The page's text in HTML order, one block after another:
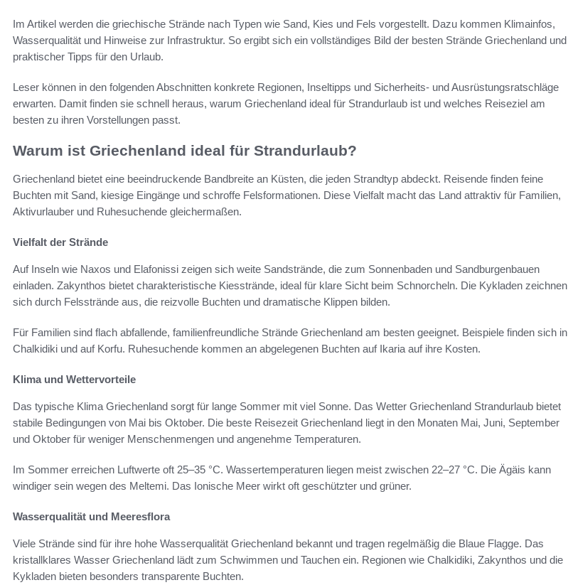
Im Artikel werden die griechische Strände nach Typen wie Sand, Kies und Fels vorgestellt. Dazu kommen Klimainfos,
Wasserqualität und Hinweise zur Infrastruktur. So ergibt sich ein vollständiges Bild der besten Strände Griechenland und
praktischer Tipps für den Urlaub.
Leser können in den folgenden Abschnitten konkrete Regionen, Inseltipps und Sicherheits- und Ausrüstungsratschläge
erwarten. Damit finden sie schnell heraus, warum Griechenland ideal für Strandurlaub ist und welches Reiseziel am
besten zu ihren Vorstellungen passt.
Warum ist Griechenland ideal für Strandurlaub?
Griechenland bietet eine beeindruckende Bandbreite an Küsten, die jeden Strandtyp abdeckt. Reisende finden feine
Buchten mit Sand, kiesige Eingänge und schroffe Felsformationen. Diese Vielfalt macht das Land attraktiv für Familien,
Aktivurlauber und Ruhesuchende gleichermaßen.
Vielfalt der Strände
Auf Inseln wie Naxos und Elafonissi zeigen sich weite Sandstrände, die zum Sonnenbaden und Sandburgenbauen
einladen. Zakynthos bietet charakteristische Kiesstrände, ideal für klare Sicht beim Schnorcheln. Die Kykladen zeichnen
sich durch Felsstrände aus, die reizvolle Buchten und dramatische Klippen bilden.
Für Familien sind flach abfallende, familienfreundliche Strände Griechenland am besten geeignet. Beispiele finden sich in
Chalkidiki und auf Korfu. Ruhesuchende kommen an abgelegenen Buchten auf Ikaria auf ihre Kosten.
Klima und Wettervorteile
Das typische Klima Griechenland sorgt für lange Sommer mit viel Sonne. Das Wetter Griechenland Strandurlaub bietet
stabile Bedingungen von Mai bis Oktober. Die beste Reisezeit Griechenland liegt in den Monaten Mai, Juni, September
und Oktober für weniger Menschenmengen und angenehme Temperaturen.
Im Sommer erreichen Luftwerte oft 25–35 °C. Wassertemperaturen liegen meist zwischen 22–27 °C. Die Ägäis kann
windiger sein wegen des Meltemi. Das Ionische Meer wirkt oft geschützter und grüner.
Wasserqualität und Meeresflora
Viele Strände sind für ihre hohe Wasserqualität Griechenland bekannt und tragen regelmäßig die Blaue Flagge. Das
kristallklares Wasser Griechenland lädt zum Schwimmen und Tauchen ein. Regionen wie Chalkidiki, Zakynthos und die
Kykladen bieten besonders transparente Buchten.